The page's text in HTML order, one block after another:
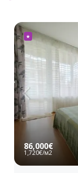
★
86,000€
1,720€/м2